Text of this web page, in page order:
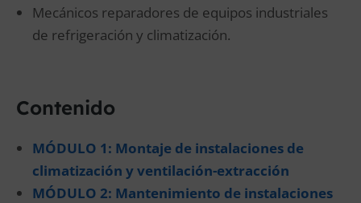
Mecánicos reparadores de equipos industriales
de refrigeración y climatización.
Contenido
MÓDULO 1: Montaje de instalaciones de
climatización y ventilación-extracción
MÓDULO 2: Mantenimiento de instalaciones